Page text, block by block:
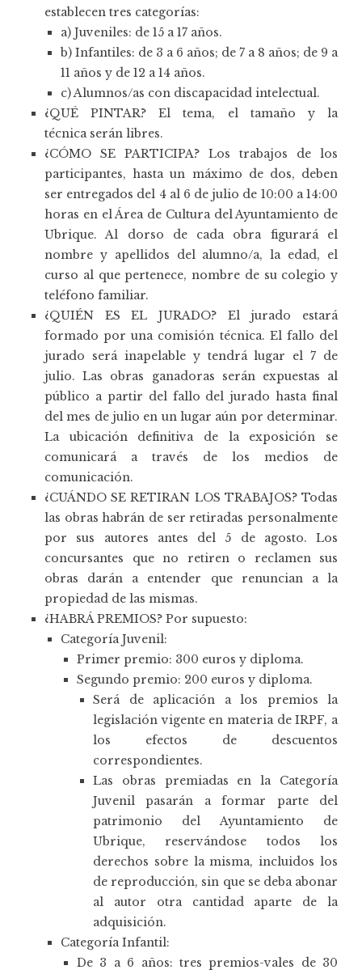
establecen tres categorías:
a) Juveniles: de 15 a 17 años.
b) Infantiles: de 3 a 6 años; de 7 a 8 años; de 9 a
11 años y de 12 a 14 años.
c) Alumnos/as con discapacidad intelectual.
¿QUÉ PINTAR? El tema, el tamaño y la
técnica serán libres.
¿CÓMO SE PARTICIPA? Los trabajos de los
participantes, hasta un máximo de dos, deben
ser entregados del 4 al 6 de julio de 10:00 a 14:00
horas en el Área de Cultura del Ayuntamiento de
Ubrique. Al dorso de cada obra figurará el
nombre y apellidos del alumno/a, la edad, el
curso al que pertenece, nombre de su colegio y
teléfono familiar.
¿QUIÉN ES EL JURADO? El jurado estará
formado por una comisión técnica. El fallo del
jurado será inapelable y tendrá lugar el 7 de
julio. Las obras ganadoras serán expuestas al
público a partir del fallo del jurado hasta final
del mes de julio en un lugar aún por determinar.
La ubicación definitiva de la exposición se
comunicará a través de los medios de
comunicación.
¿CUÁNDO SE RETIRAN LOS TRABAJOS? Todas
las obras habrán de ser retiradas personalmente
por sus autores antes del 5 de agosto. Los
concursantes que no retiren o reclamen sus
obras darán a entender que renuncian a la
propiedad de las mismas.
¿HABRÁ PREMIOS? Por supuesto:
Categoría Juvenil:
Primer premio: 300 euros y diploma.
Segundo premio: 200 euros y diploma.
Será de aplicación a los premios la
legislación vigente en materia de IRPF, a
los efectos de descuentos
correspondientes.
Las obras premiadas en la Categoría
Juvenil pasarán a formar parte del
patrimonio del Ayuntamiento de
Ubrique, reservándose todos los
derechos sobre la misma, incluidos los
de reproducción, sin que se deba abonar
al autor otra cantidad aparte de la
adquisición.
Categoría Infantil:
De 3 a 6 años: tres premios-vales de 30